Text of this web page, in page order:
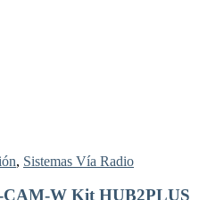
, Sistemas Vía Radio
W Kit HUB2PLUS